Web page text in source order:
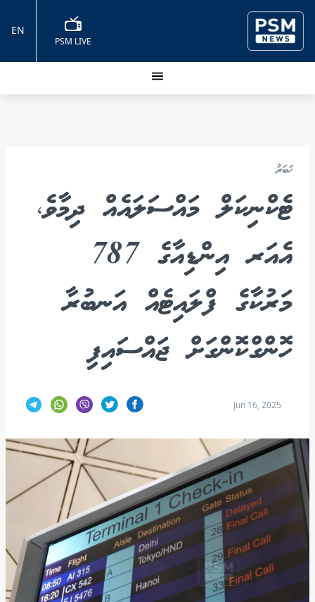
PSM LIVE
EN
ޚަބަރު
ޓެކްނިކަލް މައްސަލައެއް ދިމާވެ،
އެއަރ އިންޑިއާގެ 787
މަރުކާގެ ފްލައިޓެއް އަނބުރާ
ހޮންގްކޮންގަށް ޖައްސައިފި
Jun 16, 2025